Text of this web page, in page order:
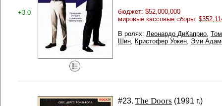
+3.0
бюджет: $52,000,000
мировые кассовые сборы: $
В ролях: Леонардо ДиКаприо,
Шин, Кристофер Уокен, Эми
#23. The Doors (1991 г.)